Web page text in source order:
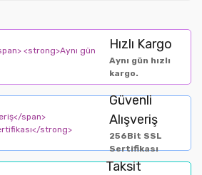
Hızlı Kargo
Aynı gün hızlı
kargo.
Güvenli
Alışveriş
256Bit SSL
Sertifikası
Taksit